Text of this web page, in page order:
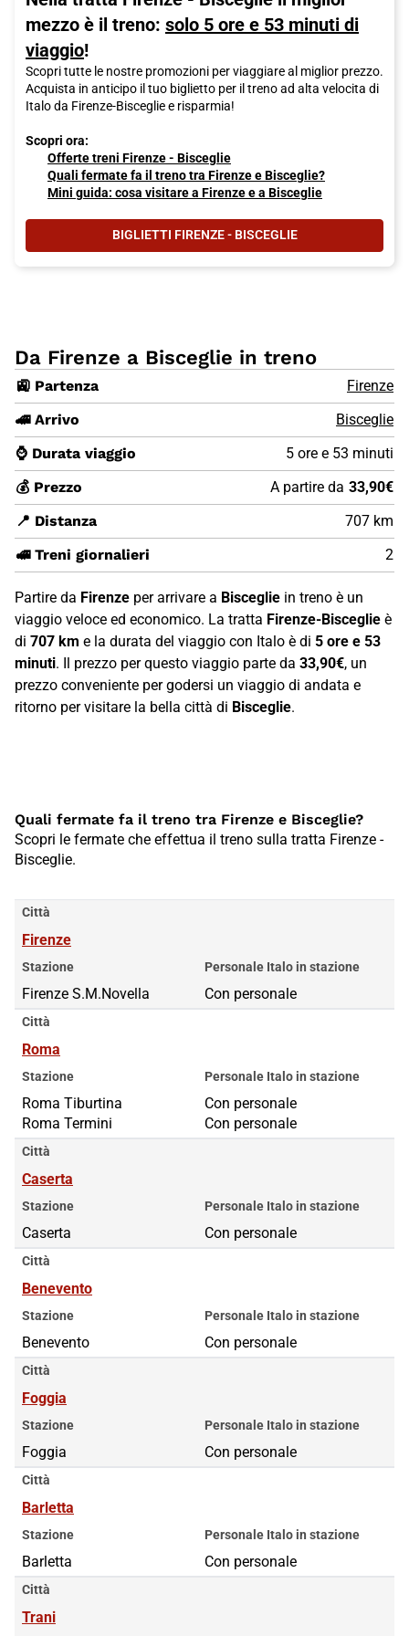
mezzo è il treno: solo 5 ore e 53 minuti di
viaggio!
Scopri tutte le nostre promozioni per viaggiare al miglior prezzo.
Acquista in anticipo il tuo biglietto per il treno ad alta velocita di
Italo da Firenze-Bisceglie e risparmia!
Scopri ora:
Offerte treni Firenze - Bisceglie
Quali fermate fa il treno tra Firenze e Bisceglie?
Mini guida: cosa visitare a Firenze e a Bisceglie
BIGLIETTI FIRENZE - BISCEGLIE
Da Firenze a Bisceglie in treno
🚉 Partenza
Firenze
🚄 Arrivo
Bisceglie
⌚ Durata viaggio
5 ore e 53 minuti
💰 Prezzo
A partire da 33,90€
📍 Distanza
707 km
🚅 Treni giornalieri
2
Partire da Firenze per arrivare a Bisceglie in treno è un
viaggio veloce ed economico. La tratta Firenze-Bisceglie è
di 707 km e la durata del viaggio con Italo è di 5 ore e 53
minuti. Il prezzo per questo viaggio parte da 33,90€, un
prezzo conveniente per godersi un viaggio di andata e
ritorno per visitare la bella città di Bisceglie.
Quali fermate fa il treno tra Firenze e Bisceglie?
Scopri le fermate che effettua il treno sulla tratta Firenze -
Bisceglie.
Città
Firenze
Stazione
Firenze S.M.Novella
Personale Italo in stazione
Con personale
Città
Roma
Stazione
Roma Tiburtina
Roma Termini
Personale Italo in stazione
Roma Tiburtina
Con personale
Roma Termini
Con personale
Città
Caserta
Stazione
Caserta
Personale Italo in stazione
Con personale
Città
Benevento
Stazione
Benevento
Personale Italo in stazione
Con personale
Città
Foggia
Stazione
Foggia
Personale Italo in stazione
Con personale
Città
Barletta
Stazione
Barletta
Personale Italo in stazione
Con personale
Città
Trani